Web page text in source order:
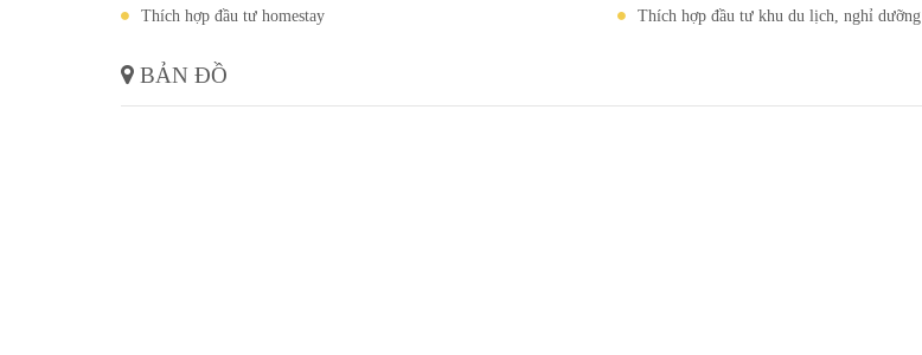
Thích hợp đầu tư homestay
Thích hợp đầu tư khu du lịch, nghỉ dưỡng
BẢN ĐỒ